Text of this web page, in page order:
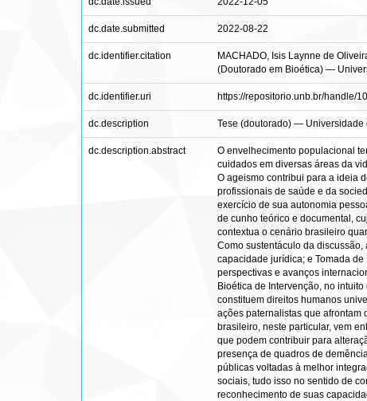
dc.date.submitted 2022-08-22
dc.identifier.citation
MACHADO, Isis Laynne de
(Doutorado em Bioética) —
dc.identifier.uri https://repositorio.unb.br/handle/
dc.description Tese (doutorado) — Universidade
dc.description.abstract
O envelhecimento populacional
cuidados em diversas áreas da
O ageismo contribui para a ideia
profissionais de saúde e da
exercício de sua autonomia
de cunho teórico e documental,
contextua o cenário brasileiro
Como sustentáculo da
capacidade jurídica; e Tomada
perspectivas e avanços
Bioética de Intervenção, no
constituem direitos humanos
ações paternalistas que afrontam
brasileiro, neste particular, vem
que podem contribuir para
presença de quadros de
públicas voltadas à melhor
sociais, tudo isso no sentido de
reconhecimento de suas